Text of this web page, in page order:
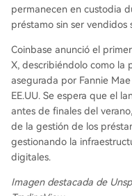
permanecen en custodia
préstamo sin ser vendidos
Coinbase anunció el
X, describiéndolo como la
asegurada por Fannie
EE.UU. Se espera que el
antes de finales del
de la gestión de los
gestionando la
digitales.
Imagen destacada de